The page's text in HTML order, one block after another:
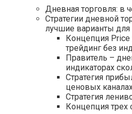
Дневная торговля: в
Стратегии дневной
лучшие варианты для
Концепция
трейдинг без
Правитель –
индикаторах
Стратегия
ценовых
Стратегия
Концепция трех